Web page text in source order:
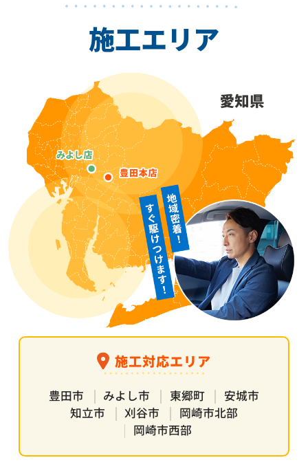
施工エリア
施工対応エリア
豊田市 みよし市 東郷町
安城市
知立市
刈谷市
岡崎市北部
岡崎市西部